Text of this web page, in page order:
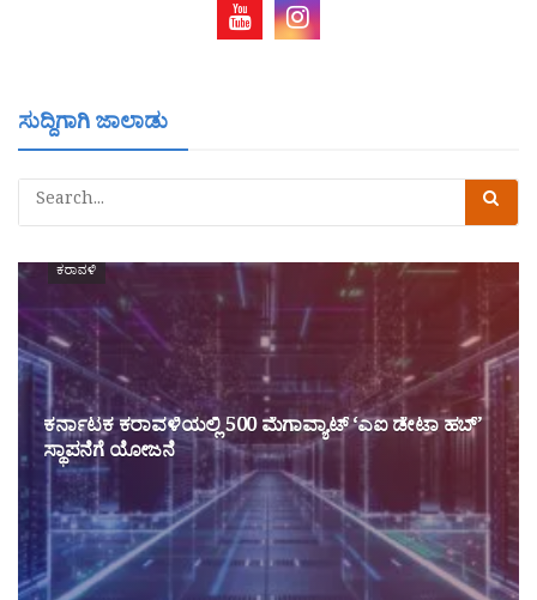
ಸುದ್ದಿಗಾಗಿ ಜಾಲಾಡು
ಕರಾವಳಿ
ಕರ್ನಾಟಕ ಕರಾವಳಿಯಲ್ಲಿ 500 ಮೆಗಾವ್ಯಾಟ್ ‘ಎಐ ಡೇಟಾ ಹಬ್’
ಸ್ಥಾಪನೆಗೆ ಯೋಜನೆ